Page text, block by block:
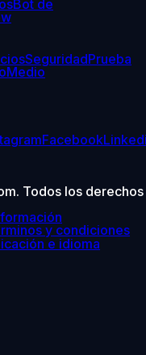
Bot de
SeguridadPrueba
Medio
Facebook
Todos los derechos
y condiciones
e idioma